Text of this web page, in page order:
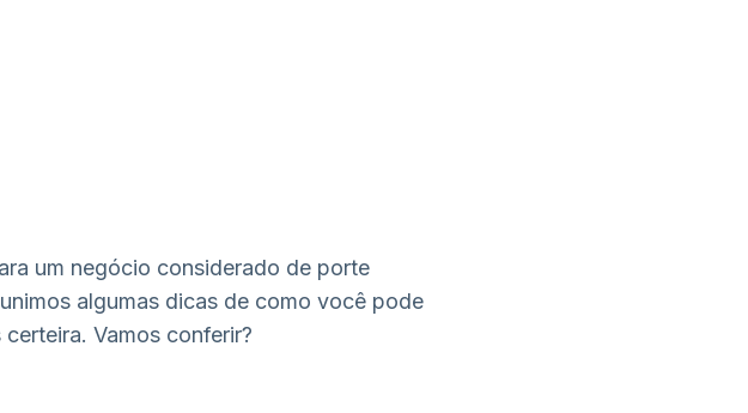
um negócio considerado de porte
algumas dicas de como você pode
Vamos conferir?